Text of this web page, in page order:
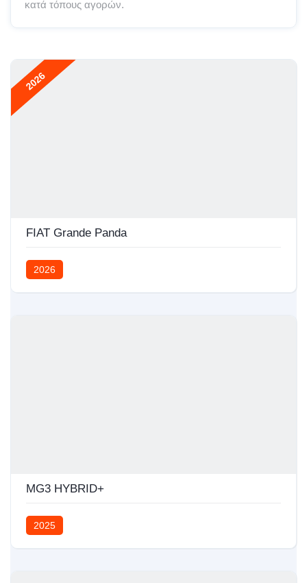
κατά τόπους αγορών.
2026
FIAT Grande Panda
2026
MG3 HYBRID+
2025